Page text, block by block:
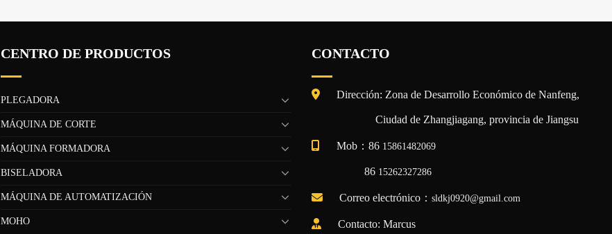
CENTRO DE PRODUCTOS
PLEGADORA
MÁQUINA DE CORTE
MÁQUINA FORMADORA
BISELADORA
MÁQUINA DE AUTOMATIZACIÓN
MOHO
CONTACTO
Dirección: Zona de Desarrollo Económico de Nanfeng,
Ciudad de Zhangjiagang, provincia de Jiangsu
Mob：86 15861482069
86 15262327286
Correo electrónico： sldkj0920@gmail.com
Contacto: Marcus